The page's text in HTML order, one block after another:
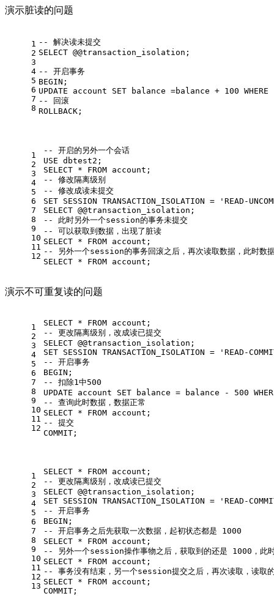
演示脏读的问题
1
2
3
4
5
6
7
8
-- 解决读未提交
SELECT @@transaction_isolation ;
-- 开启事务
BEGIN ;
UPDATE account SET balance =balance + 100 WHERE
-- 回滚
ROLLBACK ;
1
2
3
4
5
6
7
8
9
10
11
12
-- 开启的另外一个会话
USE dbtest2;
SELECT * FROM account;
-- 修改隔离级别
-- 修改成读未提交
SET SESSION TRANSACTION_ISOLATION =
'READ-
SELECT @@transaction_isolation ;
-- 此时另外一个session的事务未提交
-- 可以获取到数据，出现了脏读
SELECT * FROM account;
-- 另外一个session的事务回滚之后，再次读取数据，此时数
SELECT * FROM account;
演示不可重复读的问题
1
2
3
4
5
6
7
8
9
10
11
12
SELECT * FROM account;
-- 更改隔离级别，改成读已提交
SELECT @@transaction_isolation ;
SET SESSION TRANSACTION_ISOLATION =
'READ-
-- 开启事务
BEGIN ;
-- 扣除1中500
UPDATE account SET balance = balance - 500
-- 查询此时数据，数据正常
SELECT * FROM account;
-- 提交
COMMIT ;
1
2
3
4
5
6
7
8
9
10
11
12
13
SELECT * FROM account;
-- 更改隔离级别，改成读已提交
SELECT @@transaction_isolation ;
SET SESSION TRANSACTION_ISOLATION =
'READ-
-- 开启事务
BEGIN ;
-- 开启事务之后先获取一次数据，起初状态都是 1000
SELECT * FROM account;
-- 另外一个session操作事物之后，获取到的还是 1000
SELECT * FROM account;
-- 事务没有结束，另一个session提交之后，再次读取，读取
SELECT * FROM account;
COMMIT ;